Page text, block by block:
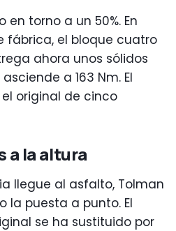
torno a un 50%. En
fábrica, el bloque cuatro
ahora unos sólidos
a 163 Nm. El
original de cinco
a la altura
llegue al asfalto, Tolman
la puesta a punto. El
se ha sustituido por